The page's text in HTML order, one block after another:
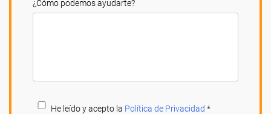
¿Cómo podemos ayudarte?
He leído y acepto la Política de Privacidad *